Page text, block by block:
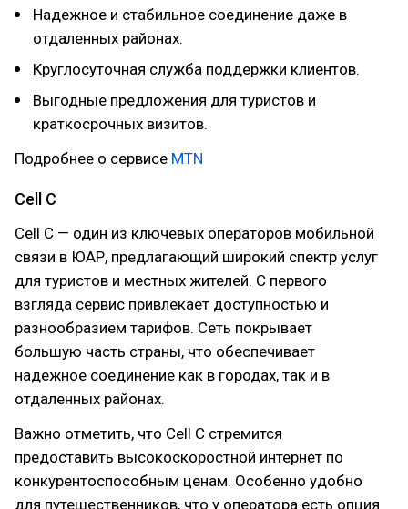
Надежное и стабильное соединение даже в
отдаленных районах.
Круглосуточная служба поддержки клиентов.
Выгодные предложения для туристов и
краткосрочных визитов.
Подробнее о сервисе MTN
Cell C
Cell C — один из ключевых операторов мобильной
связи в ЮАР, предлагающий широкий спектр услуг
для туристов и местных жителей. С первого
взгляда сервис привлекает доступностью и
разнообразием тарифов. Сеть покрывает
большую часть страны, что обеспечивает
надежное соединение как в городах, так и в
отдаленных районах.
Важно отметить, что Cell C стремится
предоставить высокоскоростной интернет по
конкурентоспособным ценам. Особенно удобно
для путешественников, что у оператора есть опция